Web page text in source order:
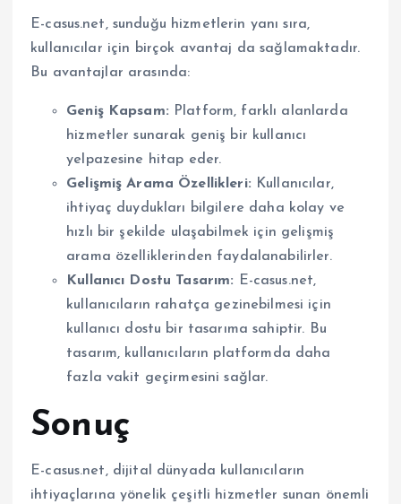
E-casus.net, sunduğu hizmetlerin yanı sıra,
kullanıcılar için birçok avantaj da sağlamaktadır.
Bu avantajlar arasında:
Geniş Kapsam: Platform, farklı alanlarda
hizmetler sunarak geniş bir kullanıcı
yelpazesine hitap eder.
Gelişmiş Arama Özellikleri: Kullanıcılar,
ihtiyaç duydukları bilgilere daha kolay ve
hızlı bir şekilde ulaşabilmek için gelişmiş
arama özelliklerinden faydalanabilirler.
Kullanıcı Dostu Tasarım: E-casus.net,
kullanıcıların rahatça gezinebilmesi için
kullanıcı dostu bir tasarıma sahiptir. Bu
tasarım, kullanıcıların platformda daha
fazla vakit geçirmesini sağlar.
Sonuç
E-casus.net, dijital dünyada kullanıcıların
ihtiyaçlarına yönelik çeşitli hizmetler sunan önemli